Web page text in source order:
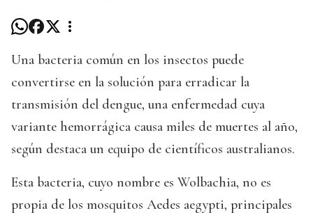
Una bacteria común en los insectos puede
convertirse en la solución para erradicar la
transmisión del dengue, una enfermedad cuya
variante hemorrágica causa miles de muertes al año,
según destaca un equipo de científicos australianos.
Esta bacteria, cuyo nombre es Wolbachia, no es
propia de los mosquitos Aedes aegypti, principales